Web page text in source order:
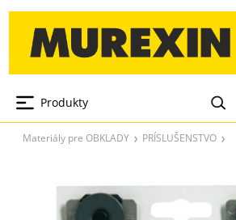
Produkty
Materiály pre OBKLADY PRÍSLUŠENSTVO